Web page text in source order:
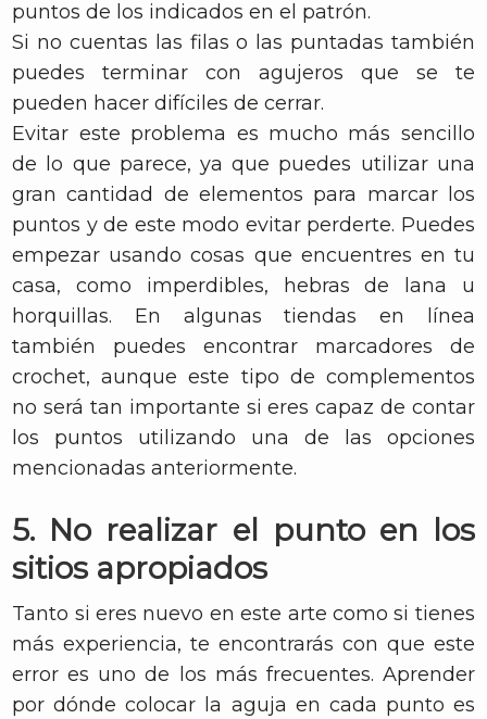
puntos de los indicados en el patrón.
Si no cuentas las filas o las puntadas también
puedes terminar con agujeros que se te
pueden hacer difíciles de cerrar.
Evitar este problema es mucho más sencillo
de lo que parece, ya que puedes utilizar una
gran cantidad de elementos para marcar los
puntos y de este modo evitar perderte. Puedes
empezar usando cosas que encuentres en tu
casa, como imperdibles, hebras de lana u
horquillas. En algunas tiendas en línea
también puedes encontrar marcadores de
crochet, aunque este tipo de complementos
no será tan importante si eres capaz de contar
los puntos utilizando una de las opciones
mencionadas anteriormente.
5. No realizar el punto en los
sitios apropiados
Tanto si eres nuevo en este arte como si tienes
más experiencia, te encontrarás con que este
error es uno de los más frecuentes. Aprender
por dónde colocar la aguja en cada punto es